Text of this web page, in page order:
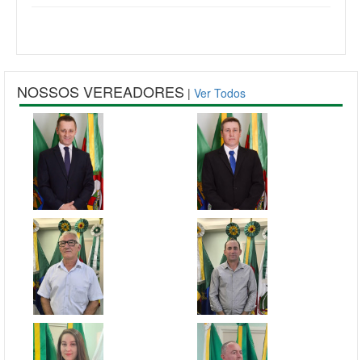
NOSSOS VEREADORES | Ver Todos